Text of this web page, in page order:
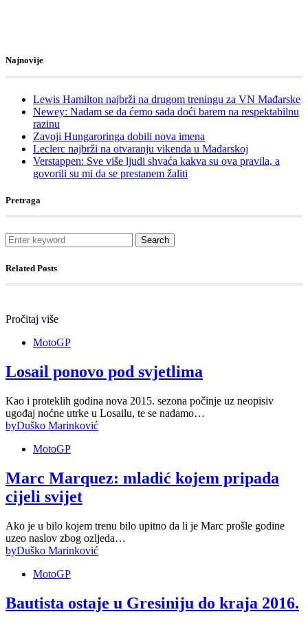
Najnovije
Lewis Hamilton najbrži na drugom treningu za VN Mađarske
Newey: Nadam se da ćemo sada doći barem na respektabilnu
razinu
Zavoji Hungaroringa dobili nova imena
Leclerc najbrži na otvaranju vikenda u Mađarskoj
Verstappen: Sve više ljudi shvaća kakva su ova pravila, a
govorili su mi da se prestanem žaliti
Pretraga
Search
Related Posts
Pročitaj više
MotoGP
Losail ponovo pod svjetlima
Kao i proteklih godina nova 2015. sezona počinje uz neopisiv
ugođaj noćne utrke u Losailu, te se nadamo…
byDuško Marinković
MotoGP
Marc Marquez: mladić kojem pripada
cijeli svijet
Ako je u bilo kojem trenu bilo upitno da li je Marc prošle godine
uzeo naslov zbog ozljeda…
byDuško Marinković
MotoGP
Bautista ostaje u Gresiniju do kraja 2016.